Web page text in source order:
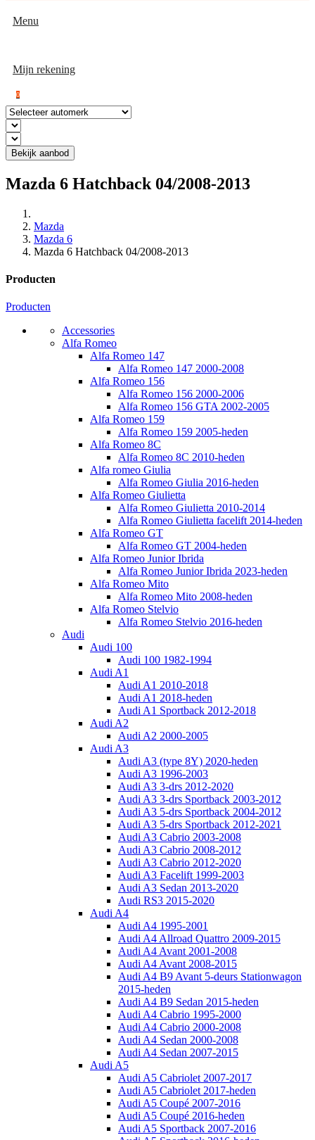
Menu
Mijn rekening
0
Bekijk aanbod
Mazda 6 Hatchback 04/2008-2013
Mazda
Mazda 6
Mazda 6 Hatchback 04/2008-2013
Producten
Producten
Accessories
Alfa Romeo
Alfa Romeo 147
Alfa Romeo 147 2000-2008
Alfa Romeo 156
Alfa Romeo 156 2000-2006
Alfa Romeo 156 GTA 2002-2005
Alfa Romeo 159
Alfa Romeo 159 2005-heden
Alfa Romeo 8C
Alfa Romeo 8C 2010-heden
Alfa romeo Giulia
Alfa Romeo Giulia 2016-heden
Alfa Romeo Giulietta
Alfa Romeo Giulietta 2010-2014
Alfa Romeo Giulietta facelift 2014-heden
Alfa Romeo GT
Alfa Romeo GT 2004-heden
Alfa Romeo Junior Ibrida
Alfa Romeo Junior Ibrida 2023-heden
Alfa Romeo Mito
Alfa Romeo Mito 2008-heden
Alfa Romeo Stelvio
Alfa Romeo Stelvio 2016-heden
Audi
Audi 100
Audi 100 1982-1994
Audi A1
Audi A1 2010-2018
Audi A1 2018-heden
Audi A1 Sportback 2012-2018
Audi A2
Audi A2 2000-2005
Audi A3
Audi A3 (type 8Y) 2020-heden
Audi A3 1996-2003
Audi A3 3-drs 2012-2020
Audi A3 3-drs Sportback 2003-2012
Audi A3 5-drs Sportback 2004-2012
Audi A3 5-drs Sportback 2012-2021
Audi A3 Cabrio 2003-2008
Audi A3 Cabrio 2008-2012
Audi A3 Cabrio 2012-2020
Audi A3 Facelift 1999-2003
Audi A3 Sedan 2013-2020
Audi RS3 2015-2020
Audi A4
Audi A4 1995-2001
Audi A4 Allroad Quattro 2009-2015
Audi A4 Avant 2001-2008
Audi A4 Avant 2008-2015
Audi A4 B9 Avant 5-deurs Stationwagon
2015-heden
Audi A4 B9 Sedan 2015-heden
Audi A4 Cabrio 1995-2000
Audi A4 Cabrio 2000-2008
Audi A4 Sedan 2000-2008
Audi A4 Sedan 2007-2015
Audi A5
Audi A5 Cabriolet 2007-2017
Audi A5 Cabriolet 2017-heden
Audi A5 Coupé 2007-2016
Audi A5 Coupé 2016-heden
Audi A5 Sportback 2007-2016